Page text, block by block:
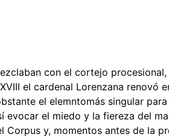
con el cortejo
el cardenal Lorenzana renovó
el elemntomás singular
el miedo y la fiereza del
Corpus y, momentos antes de la